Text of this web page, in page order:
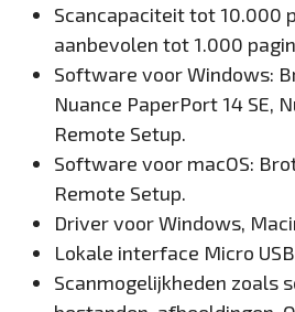
Scancapaciteit tot 10.000
aanbevolen tot 1.000
Software voor Windows:
Nuance PaperPort 14 SE,
Remote Setup.
Software voor macOS:
Remote Setup.
Driver voor Windows,
Lokale interface Micro
Scanmogelijkheden zoals